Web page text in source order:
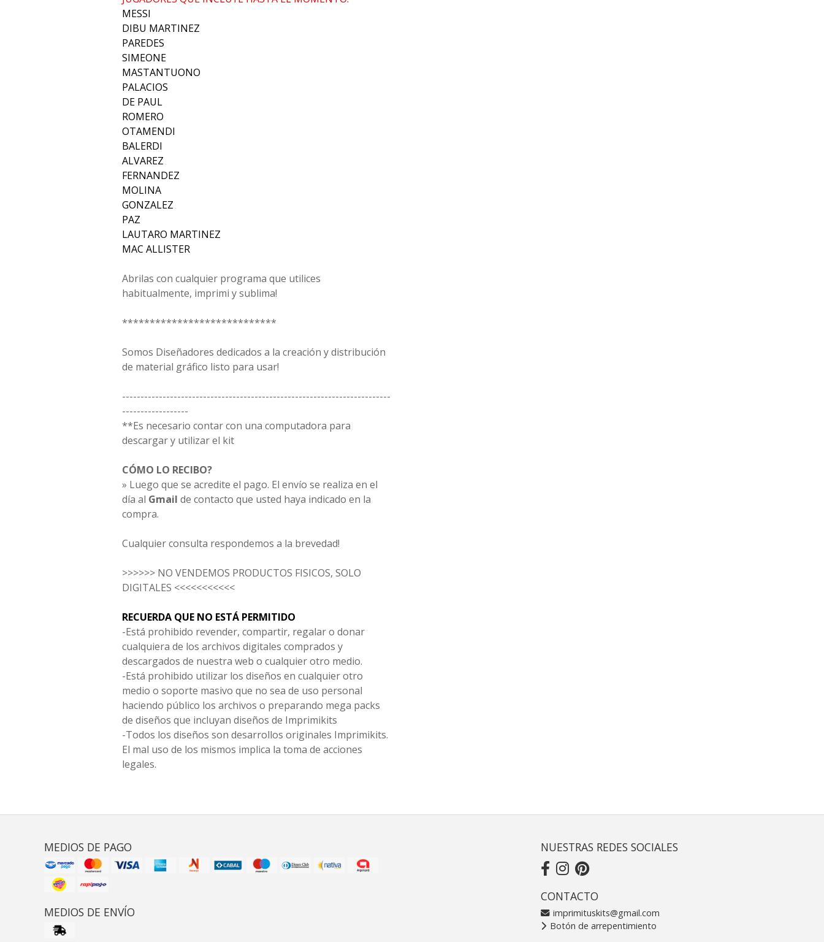
MESSI
DIBU MARTINEZ
PAREDES
SIMEONE
MASTANTUONO
PALACIOS
DE PAUL
ROMERO
OTAMENDI
BALERDI
ALVAREZ
FERNANDEZ
MOLINA
GONZALEZ
PAZ
LAUTARO MARTINEZ
MAC ALLISTER
Abrilas con cualquier programa que utilices
habitualmente, imprimi y sublima!
****************************
Somos Diseñadores dedicados a la creación y distribución
de material gráfico listo para usar!
-------------------------------------------------------------------------
------------------
**Es necesario contar con una computadora para
descargar y utilizar el kit
CÓMO LO RECIBO?
» Luego que se acredite el pago. El envío se realiza en el
día al Gmail de contacto que usted haya indicado en la
compra.
Cualquier consulta respondemos a la brevedad!
>>>>>> NO VENDEMOS PRODUCTOS FISICOS, SOLO
DIGITALES <<<<<<<<<<<
RECUERDA QUE NO ESTÁ PERMITIDO
-Está prohibido revender, compartir, regalar o donar
cualquiera de los archivos digitales comprados y
descargados de nuestra web o cualquier otro medio.
-Está prohibido utilizar los diseños en cualquier otro
medio o soporte masivo que no sea de uso personal
haciendo público los archivos o preparando mega packs
de diseños que incluyan diseños de Imprimikits
-Todos los diseños son desarrollos originales Imprimikits.
El mal uso de los mismos implica la toma de acciones
legales.
MEDIOS DE PAGO
MEDIOS DE ENVÍO
NUESTRAS REDES SOCIALES
CONTACTO
imprimituskits@gmail.com
Botón de arrepentimiento